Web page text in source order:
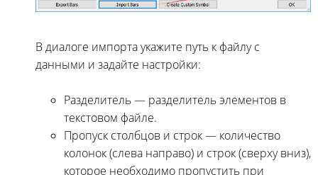
В диалоге импорта укажите путь к файлу с
данными и задайте настройки:
Разделитель — разделитель элементов в
текстовом файле.
Пропуск столбцов и строк — количество
колонок (слева направо) и строк (сверху вниз),
которое необходимо пропустить при